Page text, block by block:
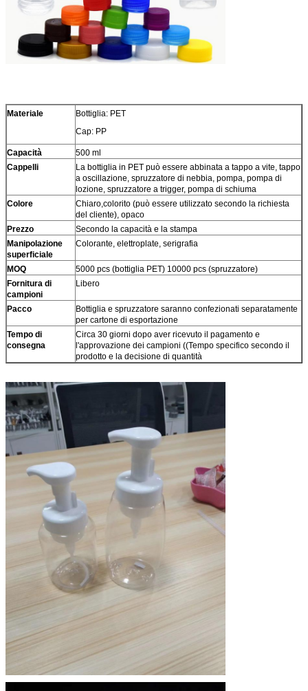
Materiale
Bottiglia: PET
Cap: PP
Capacità
500 ml
Cappelli
La bottiglia in PET può essere abbinata a tappo a vite, tappo
a oscillazione, spruzzatore di nebbia, pompa, pompa di
lozione, spruzzatore a trigger, pompa di schiuma
Colore
Chiaro,colorito (può essere utilizzato secondo la richiesta
del cliente), opaco
Prezzo
Secondo la capacità e la stampa
Manipolazione
superficiale
Colorante, elettroplate, serigrafia
MOQ
5000 pcs (bottiglia PET) 10000 pcs (spruzzatore)
Fornitura di
campioni
Libero
Pacco
Bottiglia e spruzzatore saranno confezionati separatamente
per cartone di esportazione
Tempo di
consegna
Circa 30 giorni dopo aver ricevuto il pagamento e
l'approvazione dei campioni ((Tempo specifico secondo il
prodotto e la decisione di quantità